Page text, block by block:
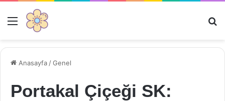
Menü
Anasayfa /Genel
Portakal Çiçeği SK: